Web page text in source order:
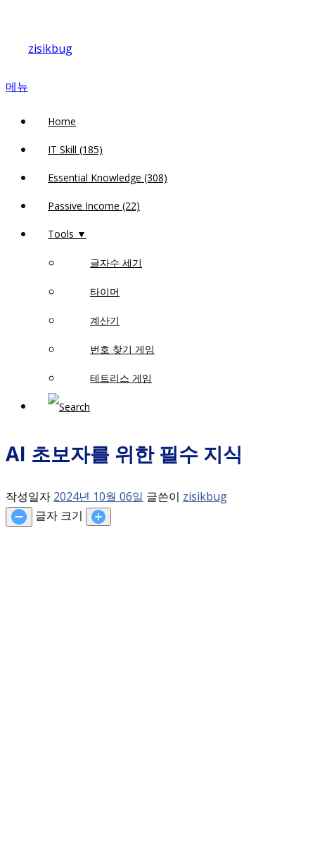
바
zisikbug
메뉴
Home
IT Skill (185)
Essential Knowledge (308)
Passive Income (22)
Tools ▼
글자수 세기
타이머
계산기
번호 찾기 게임
테트리스 게임
AI 초보자를 위한 필수 지식
작성일자 2024년 10월 06일 글쓴이 zisikbug
글자 크기